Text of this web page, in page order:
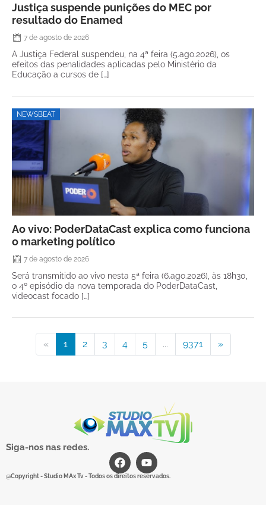
Justiça suspende punições do MEC por
resultado do Enamed
7 de agosto de 2026
A Justiça Federal suspendeu, na 4ª feira (5.ago.2026), os
efeitos das penalidades aplicadas pelo Ministério da
Educação a cursos de […]
NEWSBEAT
Ao vivo: PoderDataCast explica como funciona
o marketing político
7 de agosto de 2026
Será transmitido ao vivo nesta 5ª feira (6.ago.2026), às 18h30,
o 4º episódio da nova temporada do PoderDataCast,
videocast focado […]
« 1 2 3 4 5 ... 9371 »
Siga-nos nas redes.
@Copyright - Studio MAx Tv - Todos os direitos reservados.